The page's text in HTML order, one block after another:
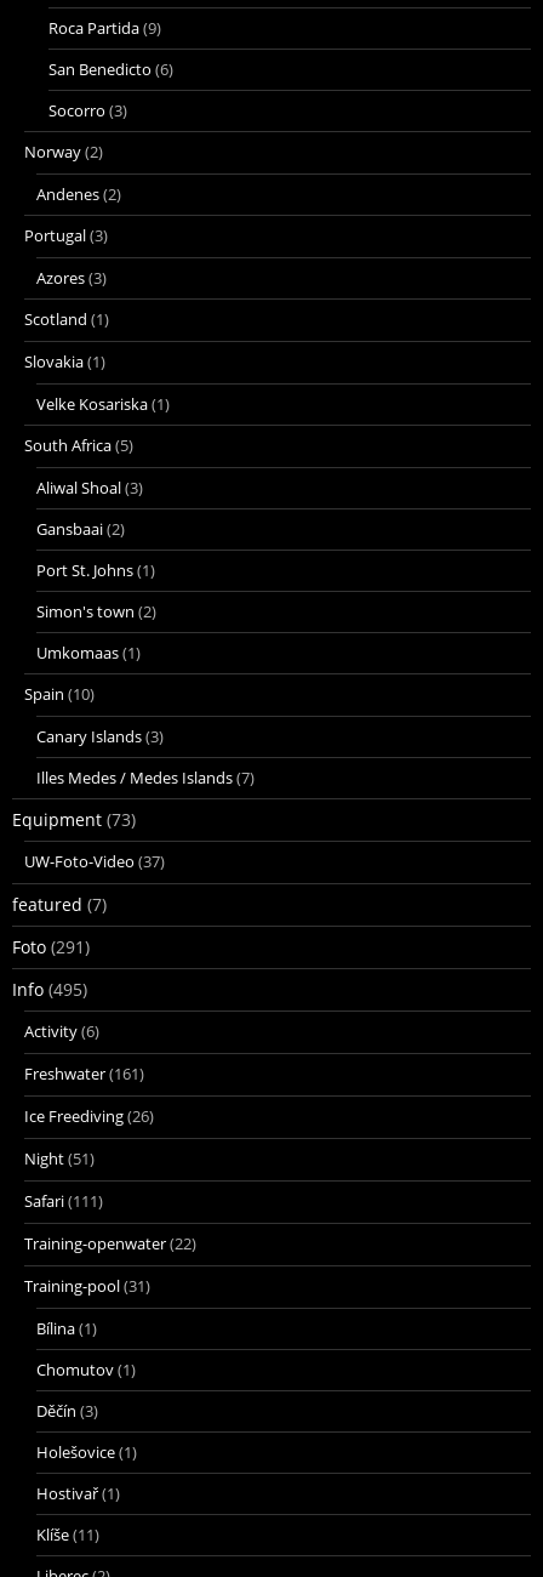
Roca Partida(9)
San Benedicto (6)
Socorro (3)
Norway(2)
Andenes(2)
Portugal(3)
Azores(3)
Scotland (1)
Slovakia(1)
Velke Kosariska(1)
South Africa(5)
Aliwal Shoal(3)
Gansbaai(2)
Port St. Johns(1)
Simon's town (2)
Umkomaas(1)
Spain (10)
Canary Islands(3)
Illes Medes / Medes Islands(7)
Equipment (73)
UW-Foto-Video (37)
featured (7)
Foto (291)
Info (495)
Activity(6)
Freshwater(161)
Ice Freediving(26)
Night(51)
Safari(111)
Training-openwater(22)
Training-pool(31)
Bílina(1)
Chomutov(1)
Děčín (3)
Holešovice(1)
Hostivař(1)
Klíše(11)